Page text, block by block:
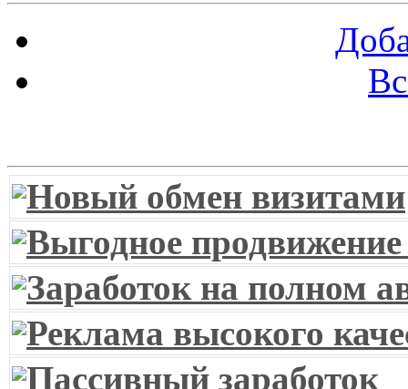
Новый обмен визитами
Выгодное продвижение
Заработок на полном
Реклама высокого
Пассивный заработок